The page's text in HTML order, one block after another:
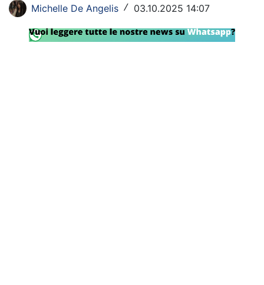
SHOP LAZIO
Contatti
Michelle De Angelis / 03.10.2025 14:07